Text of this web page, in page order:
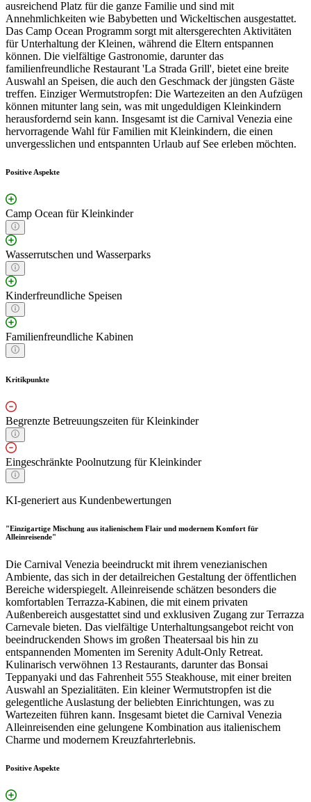
ausreichend Platz für die ganze Familie und sind mit
Annehmlichkeiten wie Babybetten und Wickeltischen ausgestattet.
Das Camp Ocean Programm sorgt mit altersgerechten Aktivitäten
für Unterhaltung der Kleinen, während die Eltern entspannen
können. Die vielfältige Gastronomie, darunter das
familienfreundliche Restaurant 'La Strada Grill', bietet eine breite
Auswahl an Speisen, die auch den Geschmack der jüngsten Gäste
treffen. Einziger Wermutstropfen: Die Wartezeiten an den Aufzügen
können mitunter lang sein, was mit ungeduldigen Kleinkindern
herausfordernd sein kann. Insgesamt ist die Carnival Venezia eine
hervorragende Wahl für Familien mit Kleinkindern, die einen
unvergesslichen und entspannten Urlaub auf See erleben möchten.
Positive Aspekte
Camp Ocean für Kleinkinder
Wasserrutschen und Wasserparks
Kinderfreundliche Speisen
Familienfreundliche Kabinen
Kritikpunkte
Begrenzte Betreuungszeiten für Kleinkinder
Eingeschränkte Poolnutzung für Kleinkinder
KI-generiert aus Kundenbewertungen
"Einzigartige Mischung aus italienischem Flair und modernem Komfort für
Alleinreisende"
Die Carnival Venezia beeindruckt mit ihrem venezianischen
Ambiente, das sich in der detailreichen Gestaltung der öffentlichen
Bereiche widerspiegelt. Alleinreisende schätzen besonders die
komfortablen Terrazza-Kabinen, die mit einem privaten
Außenbereich ausgestattet sind und exklusiven Zugang zur Terrazza
Carnevale bieten. Das vielfältige Unterhaltungsangebot reicht von
beeindruckenden Shows im großen Theatersaal bis hin zu
entspannenden Momenten im Serenity Adult-Only Retreat.
Kulinarisch verwöhnen 13 Restaurants, darunter das Bonsai
Teppanyaki und das Fahrenheit 555 Steakhouse, mit einer breiten
Auswahl an Spezialitäten. Ein kleiner Wermutstropfen ist die
gelegentliche Auslastung der beliebten Einrichtungen, was zu
Wartezeiten führen kann. Insgesamt bietet die Carnival Venezia
Alleinreisenden eine gelungene Kombination aus italienischem
Charme und modernem Kreuzfahrterlebnis.
Positive Aspekte